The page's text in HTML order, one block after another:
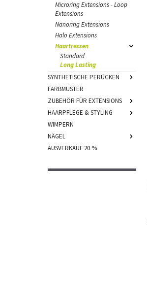
Microring Extensions - Loop
Extensions
Nanoring Extensions
Halo Extensions
Haartressen
Standard
Long Lasting
SYNTHETISCHE PERÜCKEN
FARBMUSTER
ZUBEHÖR FÜR EXTENSIONS
HAARPFLEGE & STYLING
WIMPERN
NÄGEL
AUSVERKAUF 20 %